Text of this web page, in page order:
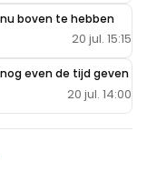
boven te hebben
20 jul. 15:15
even de tijd geven
20 jul. 14:00